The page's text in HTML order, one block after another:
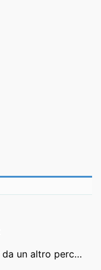
Come accedere al mio computer da un altro percorso